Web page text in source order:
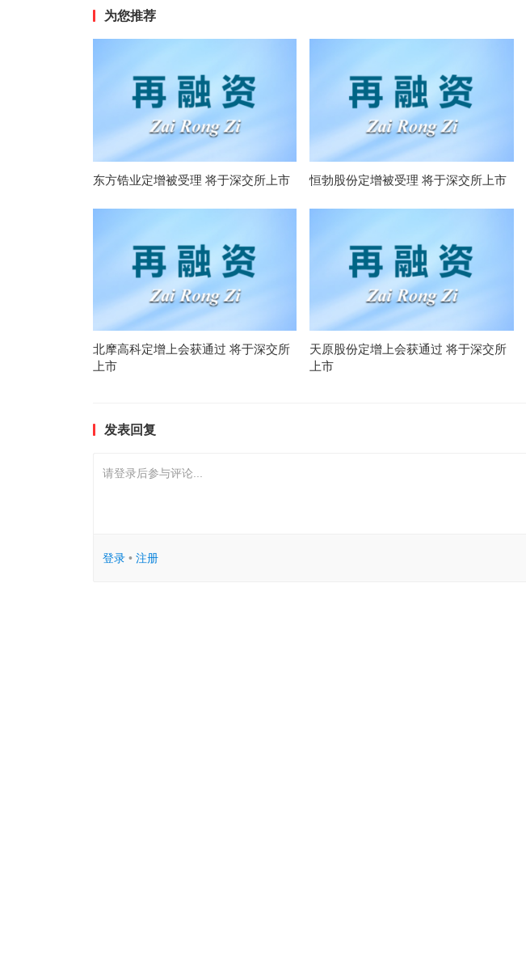
为您推荐
东方锆业定增被受理 将于深交所上市 恒勃股份定增被受理 将于深交所上市
北摩高科定增上会获通过 将于深交所
上市
天原股份定增上会获通过 将于深交所
上市
发表回复
请登录后参与评论...
登录• 注册